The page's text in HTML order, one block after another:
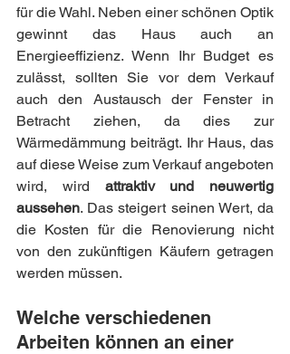
für die Wahl. Neben einer schönen Optik
gewinnt das Haus auch an
Energieeffizienz. Wenn Ihr Budget es
zulässt, sollten Sie vor dem Verkauf
auch den Austausch der Fenster in
Betracht ziehen, da dies zur
Wärmedämmung beiträgt. Ihr Haus, das
auf diese Weise zum Verkauf angeboten
wird, wird attraktiv und neuwertig
aussehen. Das steigert seinen Wert, da
die Kosten für die Renovierung nicht
von den zukünftigen Käufern getragen
werden müssen.
Welche verschiedenen
Arbeiten können an einer